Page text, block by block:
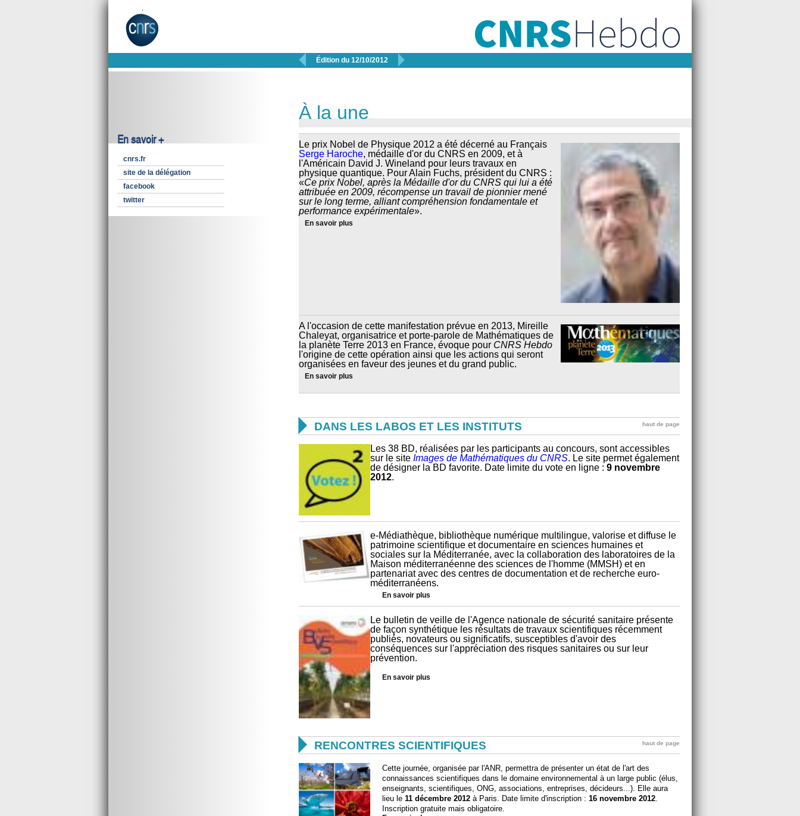
 Édition du 12/10/2012 
En savoir +
cnrs.fr
site de la délégation
facebook
twitter
À la une
Le prix Nobel de Physique 2012 a été décerné au Français
Serge Haroche, médaille d'or du CNRS en 2009, et à
l'Américain David J. Wineland pour leurs travaux en
physique quantique. Pour Alain Fuchs, président du CNRS :
«Ce prix Nobel, après la Médaille d'or du CNRS qui lui a été
attribuée en 2009, récompense un travail de pionnier mené
sur le long terme, alliant compréhension fondamentale et
performance expérimentale».
En savoir plus
A l'occasion de cette manifestation prévue en 2013, Mireille
Chaleyat, organisatrice et porte-parole de Mathématiques de
la planète Terre 2013 en France, évoque pour CNRS Hebdo
l'origine de cette opération ainsi que les actions qui seront
organisées en faveur des jeunes et du grand public.
En savoir plus
 DANS LES LABOS ET LES INSTITUTS haut de page
Les 38 BD, réalisées par les participants au concours, sont accessibles
sur le site Images de Mathématiques du CNRS. Le site permet également
de désigner la BD favorite. Date limite du vote en ligne : 9 novembre
2012.
e-Médiathèque, bibliothèque numérique multilingue, valorise et diffuse le
patrimoine scientifique et documentaire en sciences humaines et
sociales sur la Méditerranée, avec la collaboration des laboratoires de la
Maison méditerranéenne des sciences de l'homme (MMSH) et en
partenariat avec des centres de documentation et de recherche euro-
méditerranéens.
En savoir plus
Le bulletin de veille de l'Agence nationale de sécurité sanitaire présente
de façon synthétique les résultats de travaux scientifiques récemment
publiés, novateurs ou significatifs, susceptibles d'avoir des
conséquences sur l'appréciation des risques sanitaires ou sur leur
prévention.
En savoir plus
 RENCONTRES SCIENTIFIQUES haut de page
Cette journée, organisée par l'ANR, permettra de présenter un état de l'art des
connaissances scientifiques dans le domaine environnemental à un large public (élus,
enseignants, scientifiques, ONG, associations, entreprises, décideurs...). Elle aura
lieu le 11 décembre 2012 à Paris. Date limite d'inscription : 16 novembre 2012
Inscription gratuite mais obligatoire.